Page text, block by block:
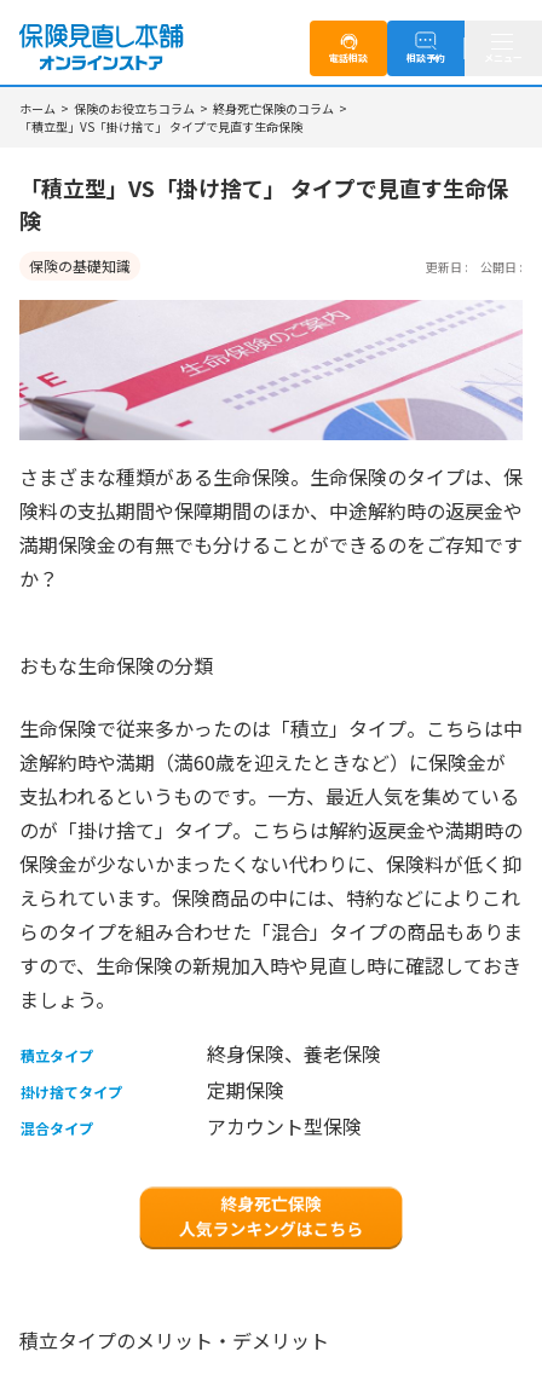
電話相談 相談予約
ホーム > 保険のお役立ちコラム > 終身死亡保険のコラム >
「積立型」VS「掛け捨て」 タイプで見直す生命保険
「積立型」VS「掛け捨て」 タイプで見直す生命保
険
保険の基礎知識 更新日 : 公開日 :
さまざまな種類がある生命保険。生命保険のタイプは、保
険料の支払期間や保障期間のほか、中途解約時の返戻金や
満期保険金の有無でも分けることができるのをご存知です
か？
おもな生命保険の分類
生命保険で従来多かったのは「積立」タイプ。こちらは中
途解約時や満期（満60歳を迎えたときなど）に保険金が
支払われるというものです。一方、最近人気を集めている
のが「掛け捨て」タイプ。こちらは解約返戻金や満期時の
保険金が少ないかまったくない代わりに、保険料が低く抑
えられています。保険商品の中には、特約などによりこれ
らのタイプを組み合わせた「混合」タイプの商品もありま
すので、生命保険の新規加入時や見直し時に確認しておき
ましょう。
積立タイプ 終身保険、養老保険
掛け捨てタイプ 定期保険
混合タイプ アカウント型保険
積立タイプのメリット・デメリット